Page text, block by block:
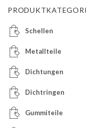
Schellen
Metallteile
Dichtungen
Dichtringen
Gummiteile